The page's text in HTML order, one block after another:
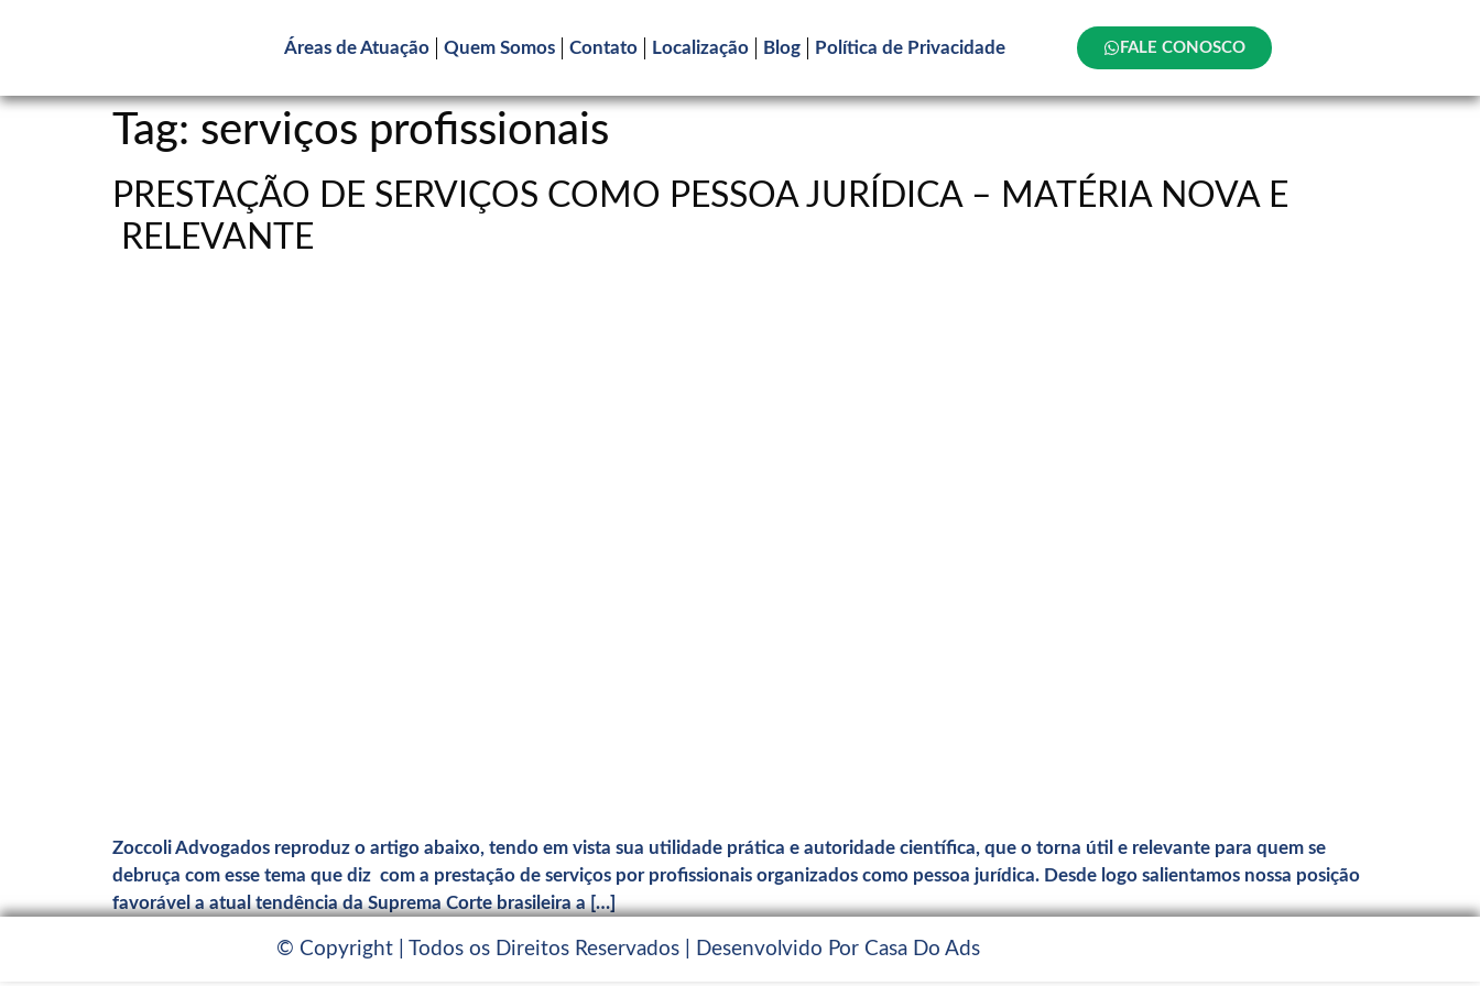
Áreas de Atuação Quem Somos Contato Localização Blog Política de Privacidade FALE CONOSCO
Tag: serviços profissionais
PRESTAÇÃO DE SERVIÇOS COMO PESSOA JURÍDICA – MATÉRIA NOVA E
RELEVANTE
Zoccoli Advogados reproduz o artigo abaixo, tendo em vista sua utilidade prática e autoridade científica, que o torna útil e relevante para quem se
debruça com esse tema que diz com a prestação de serviços por profissionais organizados como pessoa jurídica. Desde logo salientamos nossa posição
favorável a atual tendência da Suprema Corte brasileira a […]
© Copyright | Todos os Direitos Reservados | Desenvolvido Por Casa Do Ads